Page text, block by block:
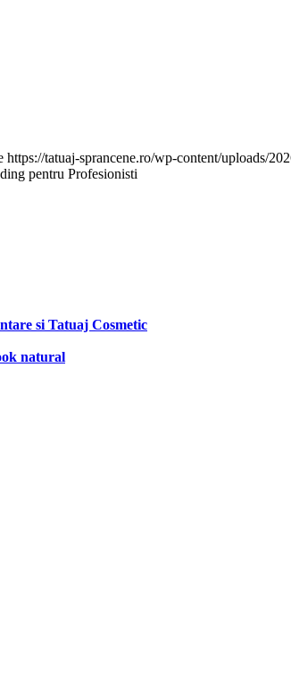
https://tatuaj-sprancene.ro/wp-content/uploads/
pentru Profesionisti
si Tatuaj Cosmetic
natural